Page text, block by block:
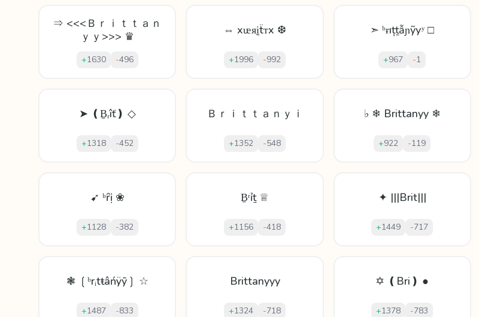
⇒ <<<Ｂｒｉｔｔａｎ
ｙｙ>>> ♛
+1630 -496
⇔ xᵫᴙḭẗᴛx ❆
+1996 -992
➣ ᵇɍıțṯẫɲỹуʸ □
+967 -1
➤ ❪Ḇᵣîť❫ ◇
+1318 -452
Ｂｒｉｔｔａｎｙｉ
+1352 -548
♭ ❄ Brittanyy ❄
+922 -119
➹ ᵇȓị ❀
+1128 -382
Ḇʳỉṯ ♕
+1156 -418
✦ |||Brit|||
+1449 -717
❃ ❲ᵇrᵢtŧâńÿȳ❳ ☆
+1487 -833
Brittanyyy
+1324 -718
✡ ❪Bri❫ ●
+1378 -783